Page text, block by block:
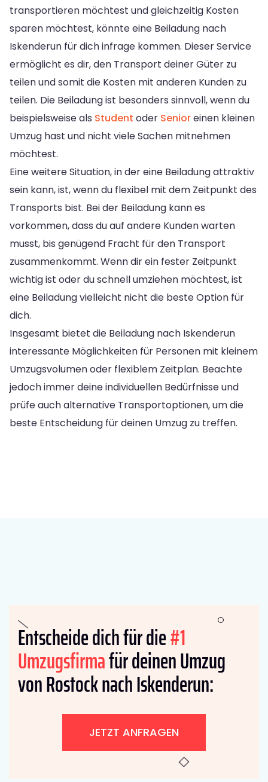
transportieren möchtest und gleichzeitig Kosten
sparen möchtest, könnte eine Beiladung nach
Iskenderun für dich infrage kommen. Dieser Service
ermöglicht es dir, den Transport deiner Güter zu
teilen und somit die Kosten mit anderen Kunden zu
teilen. Die Beiladung ist besonders sinnvoll, wenn du
beispielsweise als Student oder Senioreinen kleinen
Umzug hast und nicht viele Sachen mitnehmen
möchtest.
Eine weitere Situation, in der eine Beiladung attraktiv
sein kann, ist, wenn du flexibel mit dem Zeitpunkt des
Transports bist. Bei der Beiladung kann es
vorkommen, dass du auf andere Kunden warten
musst, bis genügend Fracht für den Transport
zusammenkommt. Wenn dir ein fester Zeitpunkt
wichtig ist oder du schnell umziehen möchtest, ist
eine Beiladung vielleicht nicht die beste Option für
dich.
Insgesamt bietet die Beiladung nach Iskenderun
interessante Möglichkeiten für Personen mit kleinem
Umzugsvolumen oder flexiblem Zeitplan. Beachte
jedoch immer deine individuellen Bedürfnisse und
prüfe auch alternative Transportoptionen, um die
beste Entscheidung für deinen Umzug zu treffen.
Entscheide dich für die#1
Umzugsfirmafür deinen Umzug
von Rostock nach Iskenderun:
JETZT ANFRAGEN